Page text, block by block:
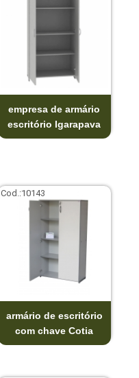
empresa de armário
escritório Igarapava
Cod.:10143
armário de escritório
com chave Cotia